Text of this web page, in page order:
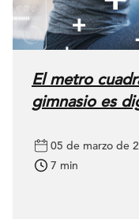
El metro
gimnasio es
05 de marzo de
7 min